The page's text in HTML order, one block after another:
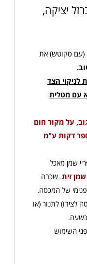
יציקה,
(עם סקוטש) את
.
לניקוי הצד
עם מטלית
על מקור חום
דקות ע"מ
שמן מאכל
זית. שכבה
של המכסה.
לצידו) לתנור (או
השימוש